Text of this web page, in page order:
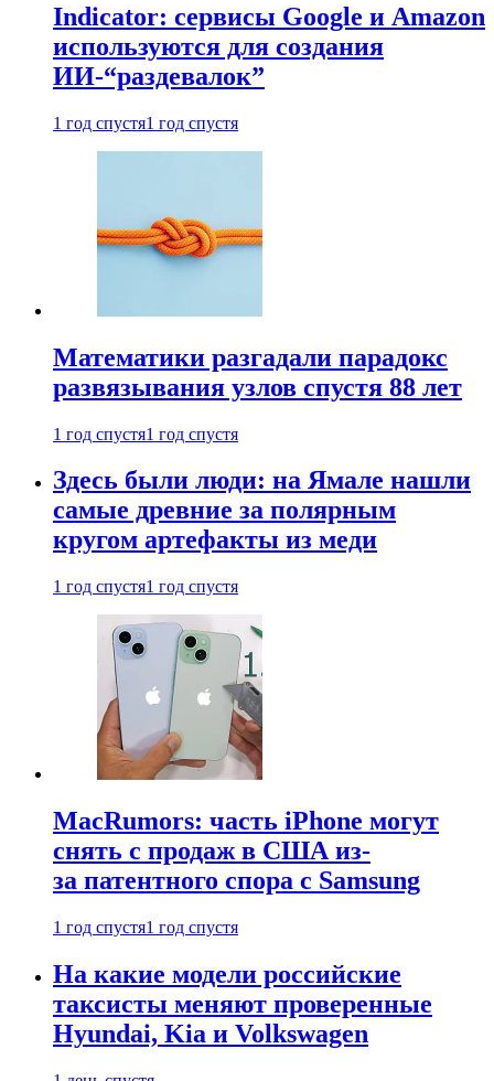
Indicator: сервисы Google и Amazon
используются для создания
ИИ-“раздевалок”
1 год спустя1 год спустя
Математики разгадали парадокс
развязывания узлов спустя 88 лет
1 год спустя1 год спустя
Здесь были люди: на Ямале нашли
самые древние за полярным
кругом артефакты из меди
1 год спустя1 год спустя
MacRumors: часть iPhone могут
снять с продаж в США из-
за патентного спора с Samsung
1 год спустя1 год спустя
На какие модели российские
таксисты меняют проверенные
Hyundai, Kia и Volkswagen